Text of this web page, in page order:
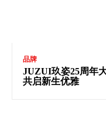
品牌
JUZUI玖姿25周年
共启新生优雅